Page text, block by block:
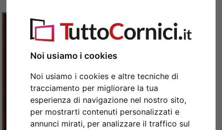
Noi usiamo i cookies
Noi usiamo i cookies e altre tecniche di
tracciamento per migliorare la tua
esperienza di navigazione nel nostro sito,
per mostrarti contenuti personalizzati e
annunci mirati, per analizzare il traffico sul
Indietro